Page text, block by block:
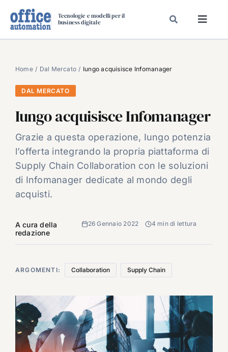
Tecnologie e modelli per il
business digitale
SPECIAL PAPER
TAVOLE ROTONDE DI REDAZIONE
CARRIERE
VIDEO
EVENTI
CHI SIAMO
Home Dal Mercato Iungo acquisisce Infomanager
DAL MERCATO
Iungo acquisisce Infomanager
Grazie a questa operazione, Iungo potenzia
l’offerta integrando la propria piattaforma di
Supply Chain Collaboration con le soluzioni
di Infomanager dedicate al mondo degli
acquisti.
A cura della
redazione
26 Gennaio 2022 4 min di lettura
ARGOMENTI: Collaboration Supply Chain